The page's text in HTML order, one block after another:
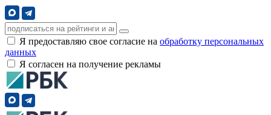
Я предоставляю свое согласие на обработку персональных
данных
Я согласен на получение рекламы